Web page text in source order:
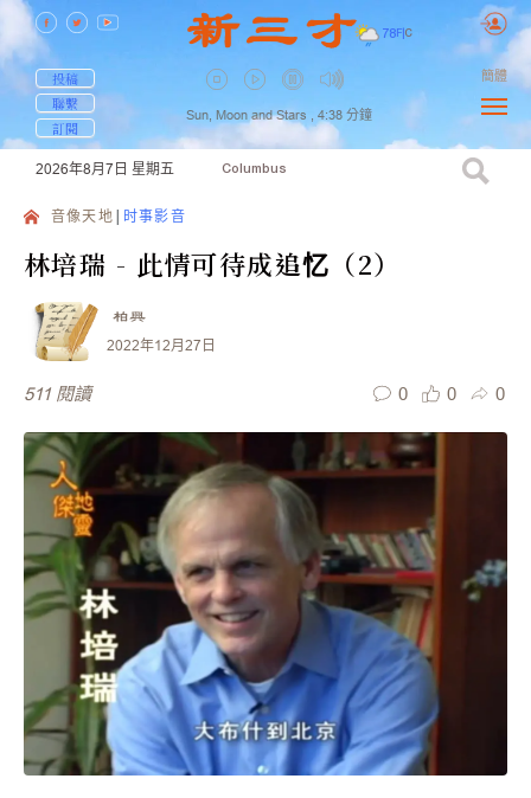
78F| C
投稿
聯繫
訂閱
Sun, Moon and Stars , 4:38 分鐘
簡體
2026年8月7日 星期五 Columbus
音像天地 时事影音
林培瑞 - 此情可待成追忆（2）
柏興
2022年12月27日
511 閱讀 0 0 0